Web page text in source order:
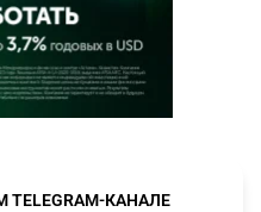
КАНАЛЕ